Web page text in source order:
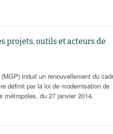
projets, outils et acteurs de
induit un renouvellement du
définit par la loi de modernisation de
métropoles, du 27 janvier 2014.